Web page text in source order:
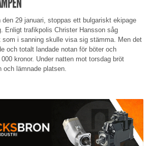
den 29 januari, stoppas ett bulgariskt ekipage
Enligt trafikpolis Christer Hansson såg
som i sanning skulle visa sig stämma. Men det
och totalt landade notan för böter och
kronor. Under natten mot torsdag bröt
och lämnade platsen.